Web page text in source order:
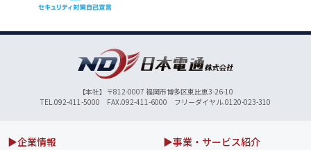
【本社】〒812-0007 福岡市博多区東比恵3-26-10
TEL.092-411-5000 FAX.092-411-6000 フリーダイヤル.0120-023-310
▶企業情報
▶事業・サービス紹介